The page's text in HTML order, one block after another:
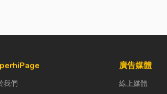
我們
廣告媒體
線上媒體